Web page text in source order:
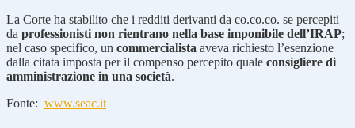
La Corte ha stabilito che i redditi derivanti da co.co.co. se percepiti
da professionisti non rientrano nella base imponibile dell’IRAP;
nel caso specifico, un commercialista aveva richiesto l’esenzione
dalla citata imposta per il compenso percepito quale consigliere di
amministrazione in una società.
Fonte: www.seac.it